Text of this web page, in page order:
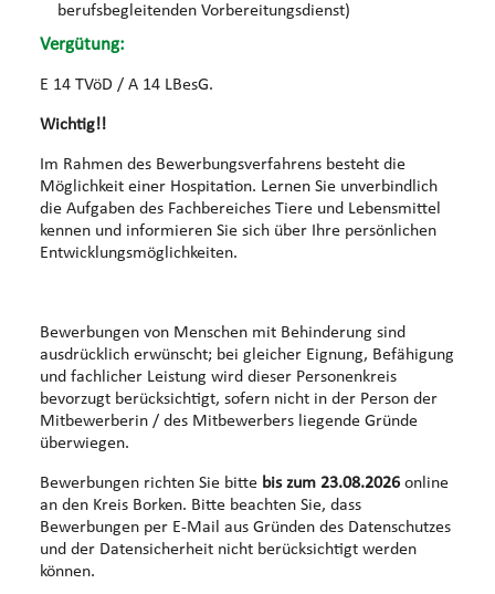
berufsbegleitenden Vorbereitungsdienst)
Vergütung:
E 14 TVöD / A 14 LBesG.
Wichtig!!
Im Rahmen des Bewerbungsverfahrens besteht die
Möglichkeit einer Hospitation. Lernen Sie unverbindlich
die Aufgaben des Fachbereiches Tiere und Lebensmittel
kennen und informieren Sie sich über Ihre persönlichen
Entwicklungsmöglichkeiten.
Bewerbungen von Menschen mit Behinderung sind
ausdrücklich erwünscht; bei gleicher Eignung, Befähigung
und fachlicher Leistung wird dieser Personenkreis
bevorzugt berücksichtigt, sofern nicht in der Person der
Mitbewerberin / des Mitbewerbers liegende Gründe
überwiegen.
Bewerbungen richten Sie bitte bis zum 23.08.2026online
an den Kreis Borken. Bitte beachten Sie, dass
Bewerbungen per E-Mail aus Gründen des Datenschutzes
und der Datensicherheit nicht berücksichtigt werden
können.